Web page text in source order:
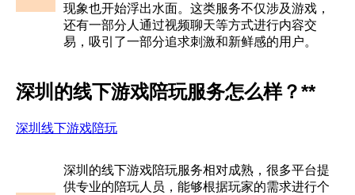
现象也开始浮出水面。这类服务不仅涉及游戏，
还有一部分人通过视频聊天等方式进行内容交
易，吸引了一部分追求刺激和新鲜感的用户。
深圳的线下游戏陪玩服务怎么样？**
深圳线下游戏陪玩
深圳的线下游戏陪玩服务相对成熟，很多平台提
供专业的陪玩人员，能够根据玩家的需求进行个